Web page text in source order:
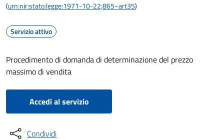
(urn:nir:stato:legge:1971-10-22;865~art35)
Servizio attivo
Procedimento di domanda di determinazione del prezzo
massimo di vendita
Accedi al servizio
Condividi